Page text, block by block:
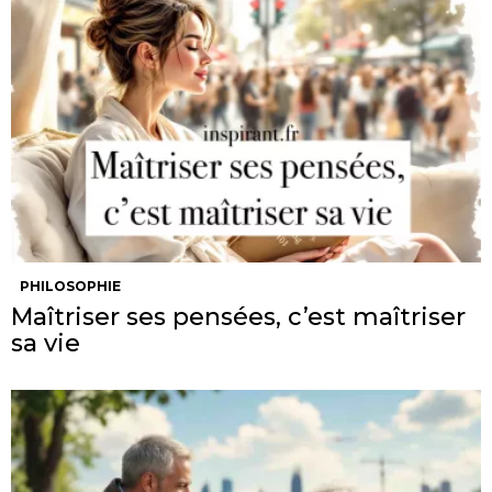
PHILOSOPHIE
Maîtriser ses pensées, c’est maîtriser
sa vie